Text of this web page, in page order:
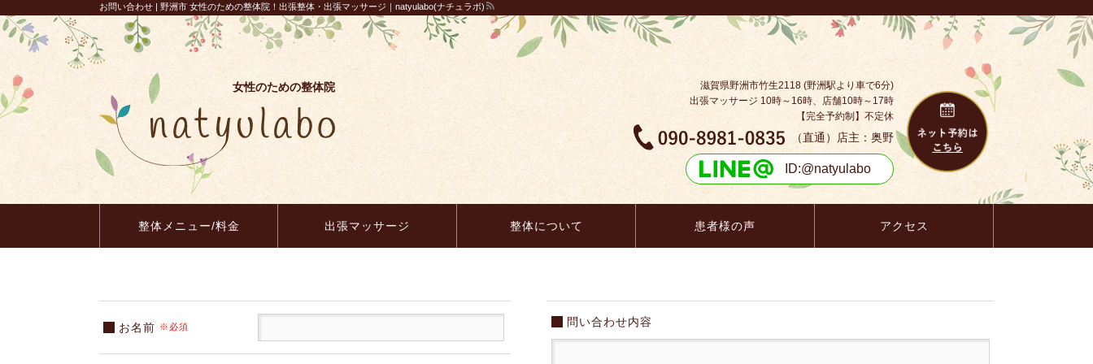
お問い合わせ | 野洲市 女性のための整体院！出張整体・出張マッサージ｜natyulabo(ナチュラボ)
女性のための整体院 滋賀県野洲市竹生2118
出張マッサージ 10時～16時、店舗10時～17時
【完全予約制】不定休
整体メニュー/料金 出張マッサージ 整体について 患者様の声 アクセス
お名前 ※必須 問い合わせ内容